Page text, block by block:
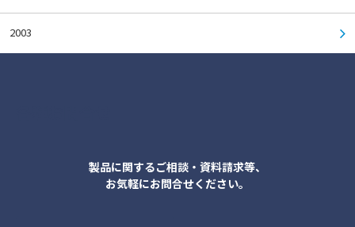
2003
製品に関するご相談・資料請求等、
お気軽にお問合せください。